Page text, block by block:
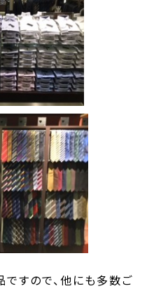
すので、他にも多数ご